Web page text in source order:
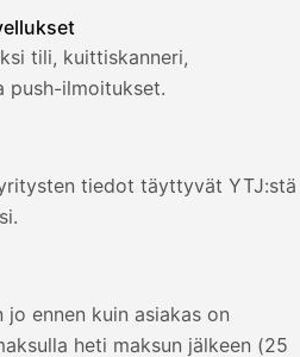
tili, kuittiskanneri,
push-ilmoitukset.
tiedot täyttyvät YTJ:stä
ennen kuin asiakas on
heti maksun jälkeen (25